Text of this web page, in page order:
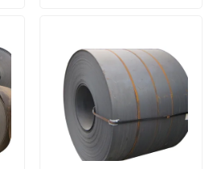
معلومات عنا
جولة في المعمل